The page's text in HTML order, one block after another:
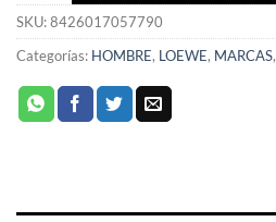
SKU:8426017057790
Categorías: HOMBRE, LOEWE, MARCAS,